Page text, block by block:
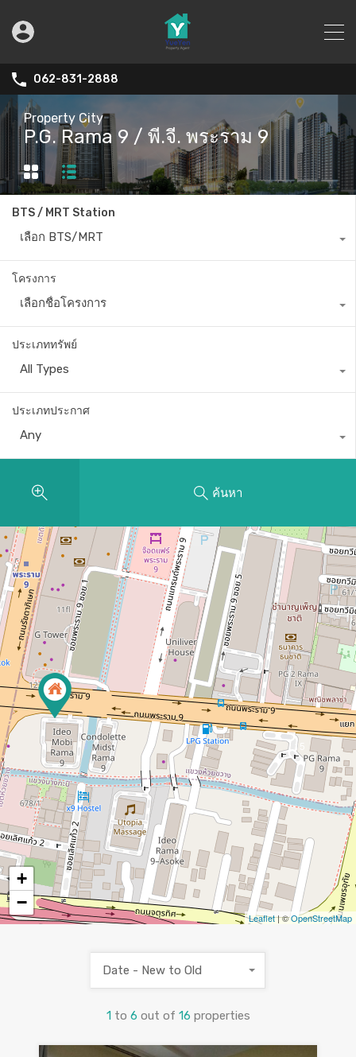
062-831-2888
Property City
P.G. Rama 9 / พี.จี. พระราม 9
BTS / MRT Station
เลือก BTS/MRT
โครงการ
เลือกชื่อโครงการ
ประเภททรัพย์
All Types
ประเภทประกาศ
Any
ค้นหา
15
+
−
Leaflet| ©OpenStreetMap
1 to 6 out of 16 properties
Date - New to Old